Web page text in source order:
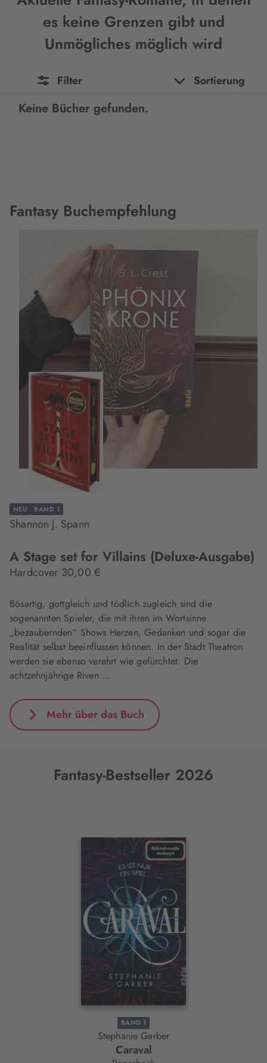
es keine Grenzen gibt und
Unmögliches möglich wird
Filter Sortierung
Keine Bücher gefunden.
Fantasy Buchempfehlung
NEU BAND 1
Shannon J. Spann
A Stage set for Villains (Deluxe-Ausgabe)
Hardcover 30,00 €
Bösartig, gottgleich und tödlich zugleich sind die
sogenannten Spieler, die mit ihren im Wortsinne
„bezaubernden“ Shows Herzen, Gedanken und sogar die
Realität selbst beeinflussen können. In der Stadt Theatron
werden sie ebenso verehrt wie gefürchtet. Die
achtzehnjährige Riven …
Mehr über das Buch
Fantasy-Bestseller 2026
Interaktives
BAND 1
Stephanie Garber
Caraval